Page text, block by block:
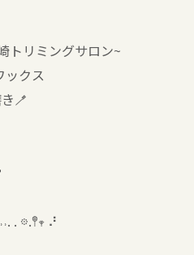
リミングサロン~
クス
🪥
. 𖡼.𖤣𖥧 ⠜